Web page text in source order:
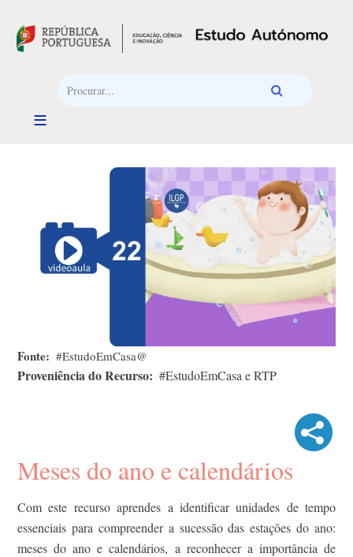
Fonte #EstudoEmCasa@
Proveniência do Recurso #EstudoEmCasa e RTP
Meses do ano e calendários
Com este recurso aprendes a identificar unidades de tempo
essenciais para compreender a sucessão das estações do ano:
meses do ano e calendários, a reconhecer a importância de